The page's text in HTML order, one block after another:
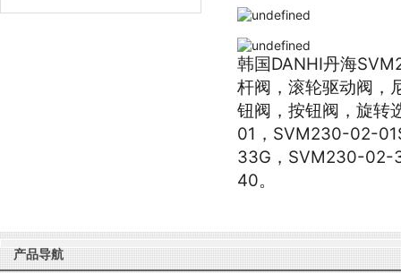
韩国DANHI丹海
杆阀，滚轮驱动阀，
钮阀，按钮阀，旋
01，SVM230-02-
33G，SVM230-
40。
产品导航